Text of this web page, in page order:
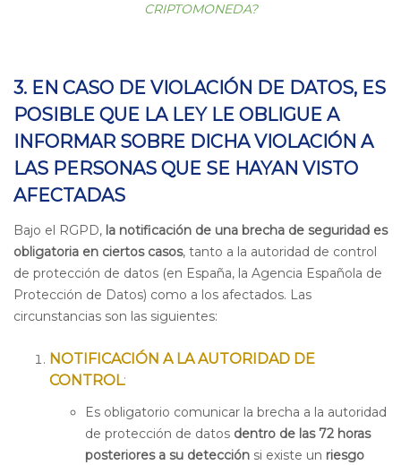
CRIPTOMONEDA?
3. EN CASO DE VIOLACIÓN DE DATOS, ES
POSIBLE QUE LA LEY LE OBLIGUE A
INFORMAR SOBRE DICHA VIOLACIÓN A
LAS PERSONAS QUE SE HAYAN VISTO
AFECTADAS
Bajo el RGPD, la notificación de una brecha de seguridad es
obligatoria en ciertos casos, tanto a la autoridad de control
de protección de datos (en España, la Agencia Española de
Protección de Datos) como a los afectados. Las
circunstancias son las siguientes:
NOTIFICACIÓN A LA AUTORIDAD DE
CONTROL:
Es obligatorio comunicar la brecha a la autoridad
de protección de datos dentro de las 72 horas
posteriores a su detección si existe un riesgo